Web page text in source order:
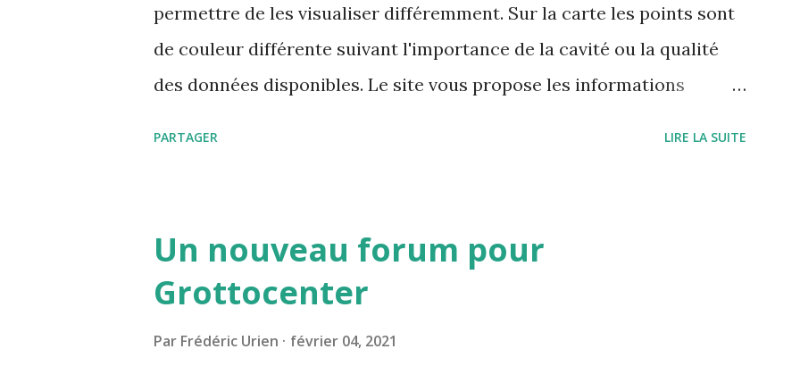
permettre de les visualiser différemment. Sur la carte les points sont
de couleur différente suivant l'importance de la cavité ou la qualité
des données disponibles. Le site vous propose les informations
PARTAGER LIRE LA SUITE
Un nouveau forum pour
Grottocenter
Par Frédéric Urien février 04, 2021